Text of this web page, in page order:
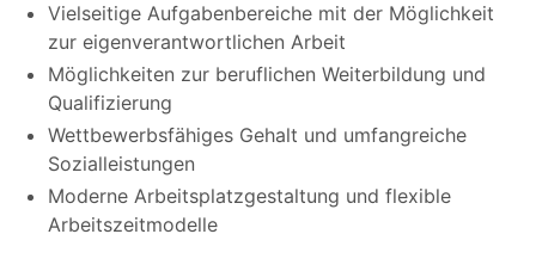
Vielseitige Aufgabenbereiche mit der Möglichkeit
zur eigenverantwortlichen Arbeit
Möglichkeiten zur beruflichen Weiterbildung und
Qualifizierung
Wettbewerbsfähiges Gehalt und umfangreiche
Sozialleistungen
Moderne Arbeitsplatzgestaltung und flexible
Arbeitszeitmodelle